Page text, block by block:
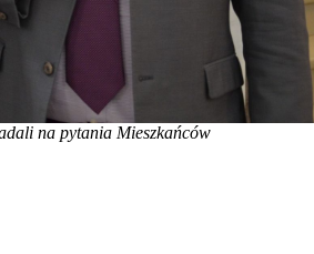
na pytania Mieszkańców